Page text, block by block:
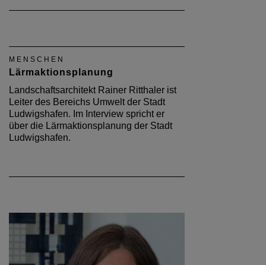
MENSCHEN
Lärmaktionsplanung
Landschaftsarchitekt Rainer Ritthaler ist
Leiter des Bereichs Umwelt der Stadt
Ludwigshafen. Im Interview spricht er
über die Lärmaktionsplanung der Stadt
Ludwigshafen.